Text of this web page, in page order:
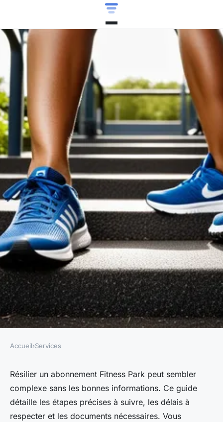
Résiliation fitness park :
étapes pour un
désabonnement facile
Accueil›Services
Résilier un abonnement Fitness Park peut sembler
complexe sans les bonnes informations. Ce guide
détaille les étapes précises à suivre, les délais à
respecter et les documents nécessaires. Vous